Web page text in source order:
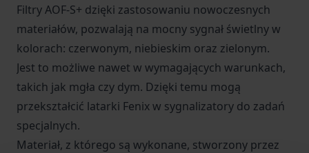
Filtry AOF-S+ dzięki zastosowaniu nowoczesnych
materiałów, pozwalają na mocny sygnał świetlny w
kolorach: czerwonym, niebieskim oraz zielonym.
Jest to możliwe nawet w wymagających warunkach,
takich jak mgła czy dym. Dzięki temu mogą
przekształcić latarki Fenix w sygnalizatory do zadań
specjalnych.
Materiał, z którego są wykonane, stworzony przez